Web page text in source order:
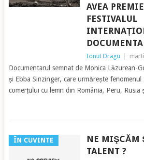
AVEA
FESTIVALUL
Ionut Dragu
Documentarul semnat de Monica Lăzurean-
și Ebba Sinzinger, care urmărește fenomenul
comerțului cu lemn din România, Peru, Rusia
ÎN CUVINTE
NE MIŞCĂM
TALENT ?